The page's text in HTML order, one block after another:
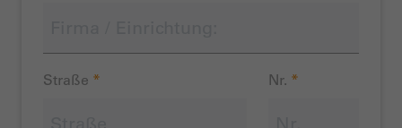
Straße * Nr. *